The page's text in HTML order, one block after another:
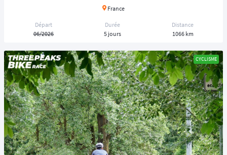
France
Départ
06/2026
Durée
5 jours
Distance
1066 km
CYCLISME